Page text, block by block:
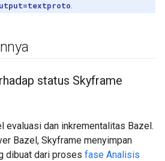
status Skyframe
evaluasi dan inkrementalitas Bazel.
Bazel, Skyframe menyimpan
dibuat dari proses fase Analisis